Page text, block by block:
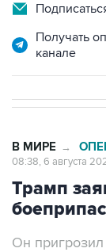
Получать
канале
В МИРЕ →
08:38, 6 августа
Трамп
Он